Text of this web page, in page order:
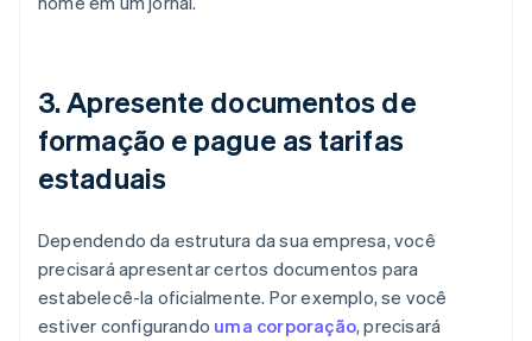
3. Apresente documentos de
formação e pague as tarifas
estaduais
Dependendo da estrutura da sua empresa, você
precisará apresentar certos documentos para
estabelecê-la oficialmente. Por exemplo, se você
estiver configurando uma corporação, precisará